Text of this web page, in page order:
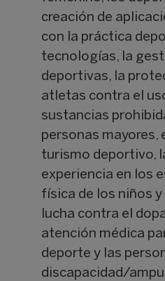
creación de
con la práctica
tecnologías, la
deportivas, la
atletas contra el
sustancias
personas mayores,
turismo deportivo,
experiencia en los
física de los niños
lucha contra el
atención médica
deporte y las
discapacidad/